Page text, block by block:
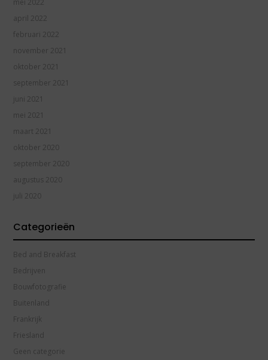
mei 2022
april 2022
februari 2022
november 2021
oktober 2021
september 2021
juni 2021
mei 2021
maart 2021
oktober 2020
september 2020
augustus 2020
juli 2020
Categorieën
Bed and Breakfast
Bedrijven
Bouwfotografie
Buitenland
Frankrijk
Friesland
Geen categorie